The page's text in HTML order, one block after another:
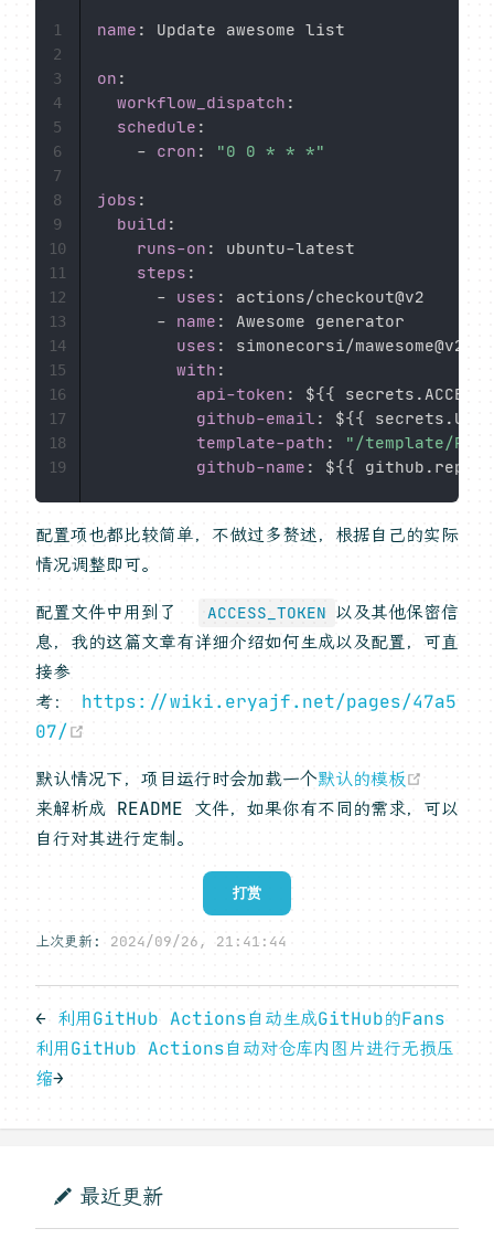
name : Update awesome list
on :
workflow_dispatch :
schedule :
-
cron : "0 0 * * *"
jobs :
build :
runs-on : ubuntu-latest
steps :
-
uses :
actions/checkout@v2
-
name :
Awesome generator
uses :
simonecorsi/mawesome@v2
with :
api-token : ${{
github-email : ${{
template-path :
"/template/
github-name : ${{
1
2
3
4
5
6
7
8
9
10
11
12
13
14
15
16
17
18
19
配置项也都比较简单，不做过多赘述，根据自己的实际
情况调整即可。
配置文件中用到了 ACCESS_TOKEN 以及其他保密信
息，我的这篇文章有详细介绍如何生成以及配置，可直
接参
考： https://wiki.eryajf.net/pages/47a5
07/
默认情况下，项目运行时会加载一个默认的模板
来解析成 README 文件，如果你有不同的需求，可以
自行对其进行定制。
打赏
上次更新: 2024/09/26, 21:41:44
← 利用GitHub Actions自动生成GitHub的Fans
利用GitHub Actions自动对仓库内图片进行无损压
缩→
最近更新